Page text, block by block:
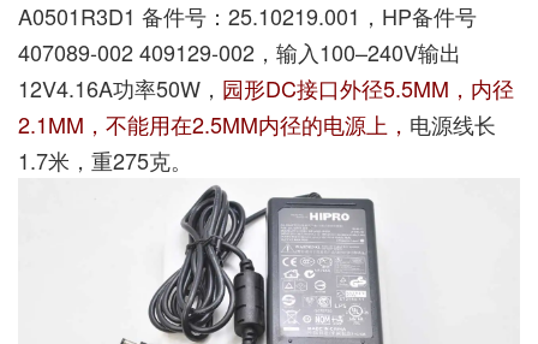
A0501R3D1 备件号：25.10219.001，HP备件号
407089-002 409129-002，输入100–240V输出
12V4.16A功率50W， 园形DC接口外径5.5MM，内径
2.1MM，不能用在2.5MM内径的电源上， 电源线长
1.7米，重275克。